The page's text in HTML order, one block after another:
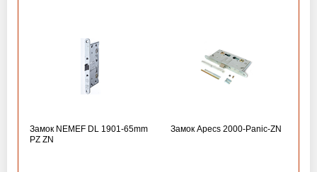
Замок NEMEF DL 1901-65mm
PZ ZN
Замок Apecs 2000-Panic-ZN